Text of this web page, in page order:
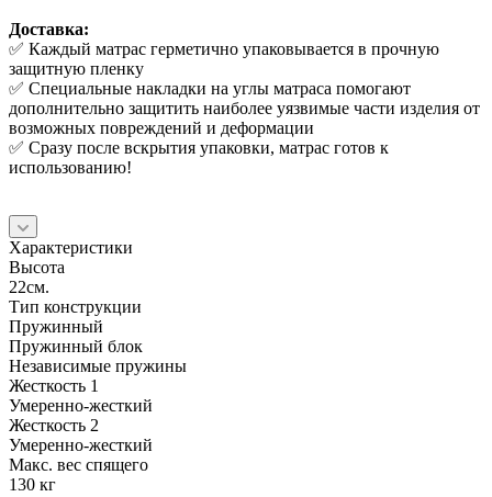
Доставка:
✅ Каждый матрас герметично упаковывается в прочную
защитную пленку
✅ Специальные накладки на углы матраса помогают
дополнительно защитить наиболее уязвимые части изделия от
возможных повреждений и деформации
✅ Сразу после вскрытия упаковки, матрас готов к
использованию!
Характеристики
Высота
22см.
Тип конструкции
Пружинный
Пружинный блок
Независимые пружины
Жесткость 1
Умеренно-жесткий
Жесткость 2
Умеренно-жесткий
Макс. вес спящего
130 кг